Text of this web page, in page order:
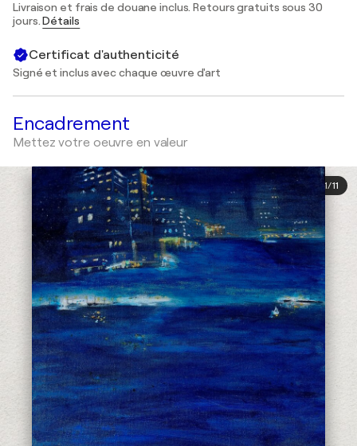
Livraison et frais de douane inclus. Retours gratuits sous 30
jours.Détails
Certificat d'authenticité
Signé et inclus avec chaque œuvre d'art
Encadrement
Mettez votre oeuvre en valeur
1/11